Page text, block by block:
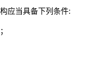
应当具备下列条件: